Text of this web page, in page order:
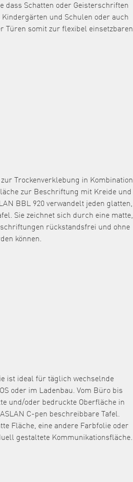
dass Schatten oder Geisterschriften
und Schulen oder auch
Türen somit zur flexibel einsetzbaren
Trockenverklebung in Kombination
zur Beschriftung mit Kreide und
BBL 920 verwandelt jeden glatten,
Sie zeichnet sich durch eine matte,
rückstandsfrei und ohne
können.
ist ideal für täglich wechselnde
oder im Ladenbau. Vom Büro bis
und/oder bedruckte Oberfläche in
C-pen beschreibbare Tafel.
Fläche, eine andere Farbfolie oder
gestaltete Kommunikationsfläche.